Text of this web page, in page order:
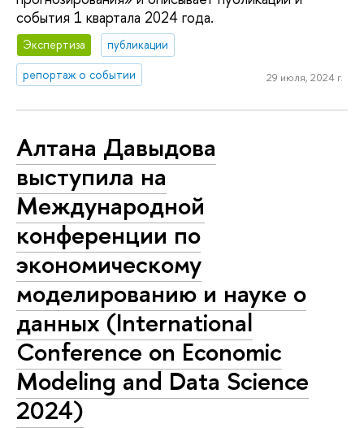
события 1 квартала 2024 года.
Экспертиза
публикации
репортаж о событии
29 июля, 2024 г.
Алтана Давыдова
выступила на
Международной
конференции по
экономическому
моделированию и науке о
данных (International
Conference on Economic
Modeling and Data Science
2024)